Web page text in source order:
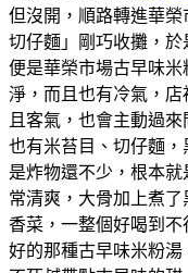
但沒開，順路轉進華榮
切仔麵」剛巧收攤，於
便是華榮市場古早味
淨，而且也有冷氣，
且客氣，也會主動過
也有米苔目、切仔麵
是炸物還不少，根本
常清爽，大骨加上煮
香菜，一整個好喝到
好的那種古早味米粉